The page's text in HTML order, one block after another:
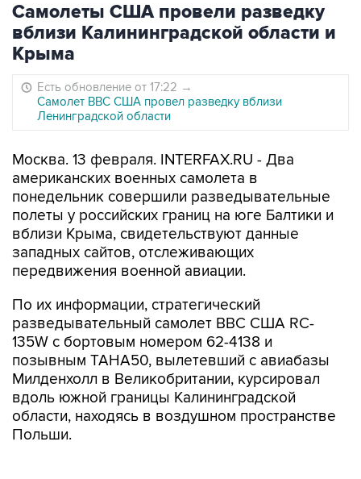
Самолеты США провели разведку
вблизи Калининградской области и
Крыма
Есть обновление от 17:22 →
Самолет ВВС США провел разведку вблизи
Ленинградской области
Москва. 13 февраля. INTERFAX.RU - Два
американских военных самолета в
понедельник совершили разведывательные
полеты у российских границ на юге Балтики и
вблизи Крыма, свидетельствуют данные
западных сайтов, отслеживающих
передвижения военной авиации.
По их информации, стратегический
разведывательный самолет ВВС США RC-
135W с бортовым номером 62-4138 и
позывным TAHA50, вылетевший с авиабазы
Милденхолл в Великобритании, курсировал
вдоль южной границы Калининградской
области, находясь в воздушном пространстве
Польши.